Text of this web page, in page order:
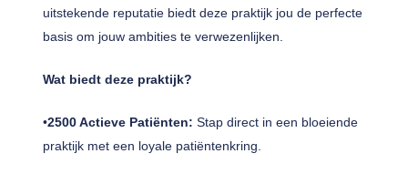
uitstekende reputatie biedt deze praktijk jou de perfecte
basis om jouw ambities te verwezenlijken.
Wat biedt deze praktijk?
•2500 Actieve Patiënten: Stap direct in een bloeiende
praktijk met een loyale patiëntenkring.